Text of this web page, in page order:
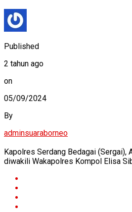
Published
2 tahun ago
on
05/09/2024
By
adminsuaraborneo
Kapolres Serdang Bedagai (Sergai),
diwakili Wakapolres Kompol Elisa